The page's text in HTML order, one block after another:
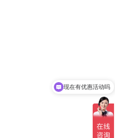
可以介绍下你们的产品么